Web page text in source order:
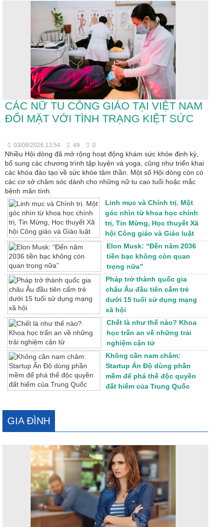
CÁC NỮ TU CÔNG GIÁO TẠI VIỆT NAM
ĐỐI MẶT VỚI TÌNH TRẠNG KIỆT SỨC
03/08/2026 13:54 49 0
Nhiều Hội dòng đã mở rộng hoạt động khám sức khỏe định kỳ,
bổ sung các chương trình tập luyện và yoga, cũng như triển khai
các khóa đào tạo về sức khỏe tâm thần. Một số Hội dòng còn có
các cơ sở chăm sóc dành cho những nữ tu cao tuổi hoặc mắc
bệnh mãn tính.
Linh mục và Chính trị. Một
góc nhìn từ khoa học chính
trị, Tin Mừng, Học thuyết Xã
hội Công giáo và Giáo luật
Elon Musk: “Đến năm 2036
tiền bạc không còn quan
trọng nữa”
Pháp trở thành quốc gia
châu Âu đầu tiên cấm trẻ
dưới 15 tuổi sử dụng mạng
xã hội
Chết là như thế nào? Khoa
học trấn an về những trải
nghiệm cận tử
Không cần nam châm:
Startup Ấn Độ dùng phần
mềm để phá thế độc quyền
đất hiếm của Trung Quốc
GIA ĐÌNH